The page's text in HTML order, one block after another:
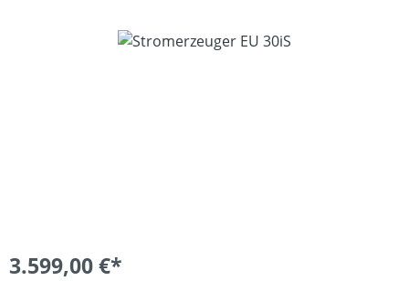
Bildergalerie überspringen
3.599,00 €*